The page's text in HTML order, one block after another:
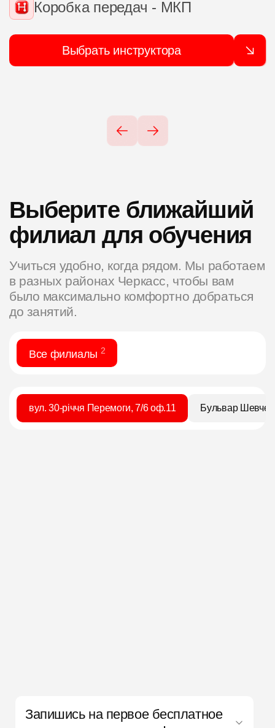
Коробка передач - МКП
Выбрать инструктора
Выберите ближайший
филиал для обучения
Учиться удобно, когда рядом. Мы работаем
в разных районах Черкасс, чтобы вам
было максимально комфортно добраться
до занятий.
Все филиалы 2
вул. 30-річчя Перемоги, 7/6 оф.11 Бульвар
Запишись на первое бесплатное